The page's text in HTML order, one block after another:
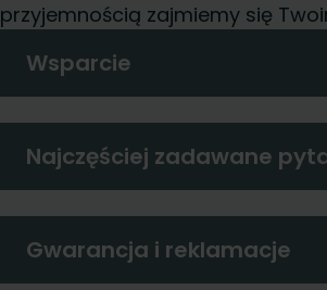
przyjemnością zajmiemy się
Wsparcie
Najczęściej zadawane
Gwarancja i reklamacje